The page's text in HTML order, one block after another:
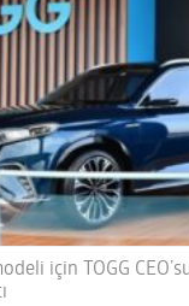
için TOGG